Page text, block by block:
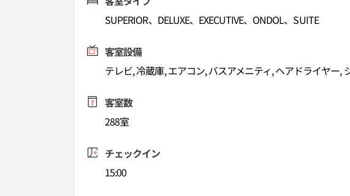
SUPERIOR、DELUXE、EXECUTIVE、ONDOL、SUITE
客室設備
テレビ, 冷蔵庫, エアコン, バスアメニティ, ヘアドライヤー,
客室数
288室
チェックイン
15:00